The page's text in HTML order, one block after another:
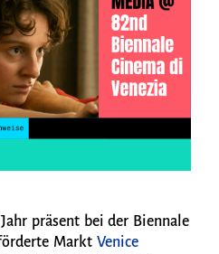
präsent bei der Biennale
Markt Venice